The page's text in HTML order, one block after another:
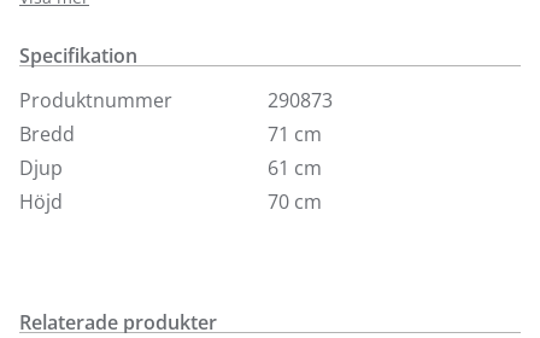
Specifikation
Produktnummer
290873
Bredd
71 cm
Djup
61 cm
Höjd
70 cm
Relaterade produkter
Finns i fler val (3)